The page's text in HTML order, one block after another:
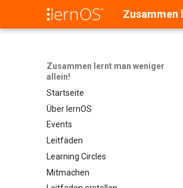
Zusammen
Zusammen lernt man weniger
allein!
Startseite
Über lernOS
Events
Leitfäden
Learning Circles
Mitmachen